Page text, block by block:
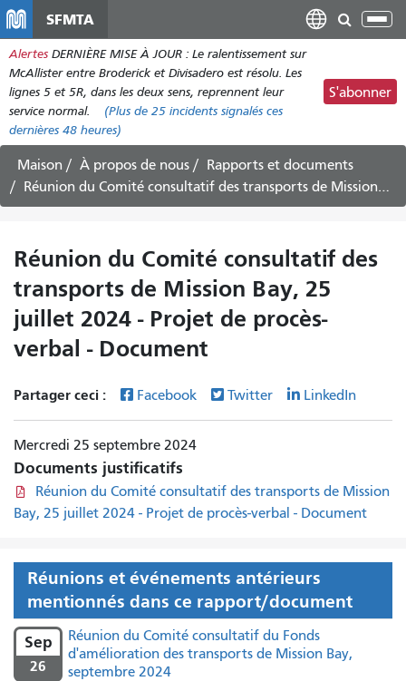
contenu
principal
SFMTA
Alertes DERNIÈRE MISE À JOUR : Le ralentissement sur
McAllister entre Broderick et Divisadero est résolu. Les
lignes 5 et 5R, dans les deux sens, reprennent leur
service normal.
(Plus de 25 incidents signalés ces
dernières 48 heures)
S'abonner
Maison À propos de nous
Rapports et documents
Réunion du Comité consultatif des transports de Mission Bay, 25 juillet 2024 - Projet de procès-verbal - Document
Réunion du Comité consultatif des
transports de Mission Bay, 25
juillet 2024 - Projet de procès-
verbal - Document
Partager ceci : Facebook Twitter LinkedIn
Mercredi 25 septembre 2024
Documents justificatifs
Réunion du Comité consultatif des transports de Mission
Bay, 25 juillet 2024 - Projet de procès-verbal - Document
Réunions et événements antérieurs
mentionnés dans ce rapport/document
Sep
26
Réunion du Comité consultatif du Fonds
d'amélioration des transports de Mission Bay,
septembre 2024